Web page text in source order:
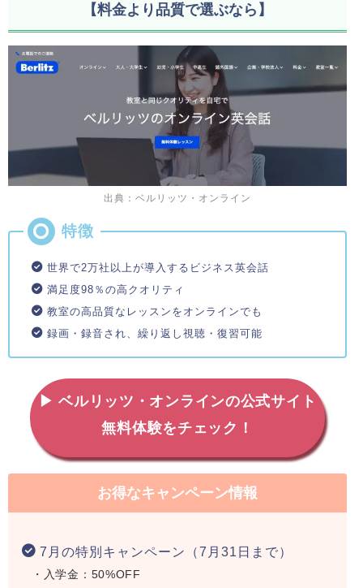
【料金より品質で選ぶなら】
出典：ベルリッツ・オンライン
世界で2万社以上が導入するビジネス英会話
満足度98％の高クオリティ
教室の高品質なレッスンをオンラインでも
録画・録音され、繰り返し視聴・復習可能
▶ ベルリッツ・オンラインの公式サイト
無料体験をチェック！
お得なキャンペーン情報
7月の特別キャンペーン（7月31日まで）
・入学金：50%OFF